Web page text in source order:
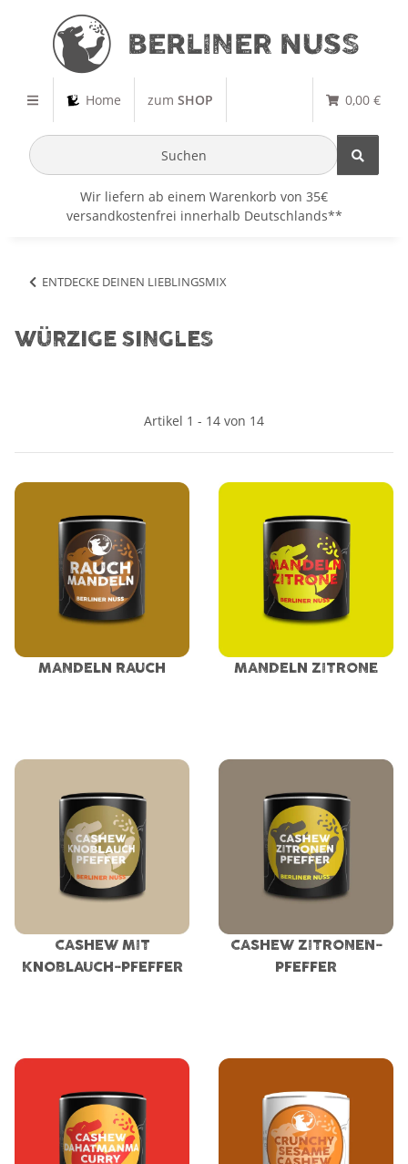
Home zum SHOP 0,00 €
Wir liefern ab einem Warenkorb von 35€
versandkostenfrei innerhalb Deutschlands**
ENTDECKE DEINEN LIEBLINGSMIX
WÜRZIGE SINGLES
Artikel 1 - 14 von 14
MANDELN RAUCH MANDELN ZITRONE
CASHEW MIT
KNOBLAUCH-PFEFFER
CASHEW ZITRONEN-
PFEFFER